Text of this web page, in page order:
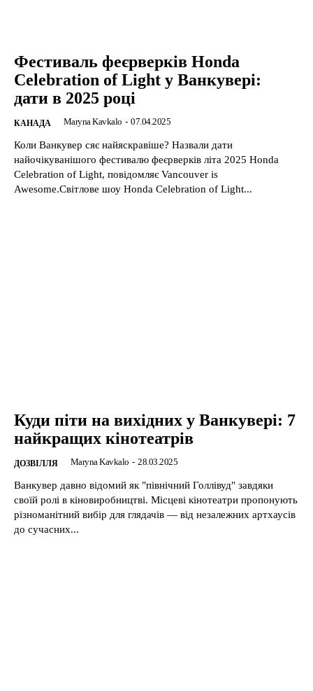
Фестиваль феєрверків Honda
Celebration of Light у Ванкувері:
дати в 2025 році
КАНАДА Maryna Kavkalo - 07.04.2025
Коли Ванкувер сяє найяскравіше? Назвали дати
найочікуванішого фестивалю феєрверків літа 2025 Honda
Celebration of Light, повідомляє Vancouver is
Awesome.Світлове шоу Honda Celebration of Light...
Куди піти на вихідних у Ванкувері: 7
найкращих кінотеатрів
ДОЗВІЛЛЯ Maryna Kavkalo - 28.03.2025
​Ванкувер давно відомий як "північний Голлівуд" завдяки
своїй ролі в кіновиробництві. Місцеві кінотеатри пропонують
різноманітний вибір для глядачів — від незалежних артхаусів
до сучасних...